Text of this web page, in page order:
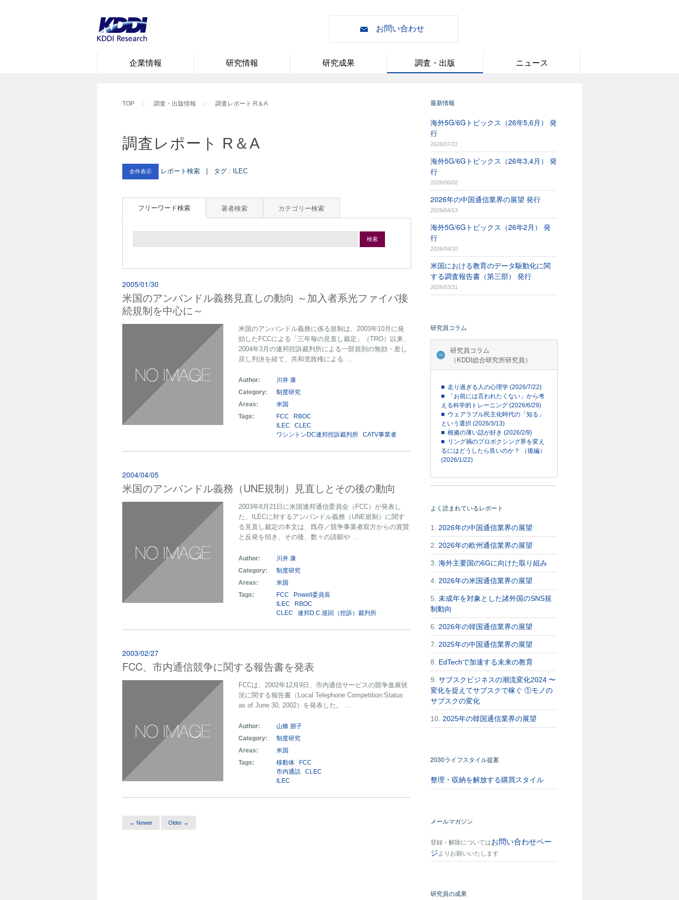
お問い合わせ
企業情報 研究情報 研究成果 調査・出版 ニュース
TOP 調査・出版情報 調査レポート R＆A
調査レポート R＆A
全件表示 レポート検索 | タグ : ILEC
フリーワード検索 著者検索 カテゴリー検索
検索
2005/01/30
米国のアンバンドル義務見直しの動向 ～加入者系光ファイバ接
続規制を中心に～
米国のアンバンドル義務に係る規制は、2003年10月に発
効したFCCによる「三年毎の見直し裁定」（TRO）以来、
2004年3月の連邦控訴裁判所による一部規則の無効・差し
戻し判決を経て、共和党政権による …
Author:
川井 康
Category:
制度研究
Areas:
米国
Tags:
FCC
RBOC
ILEC
CLEC
ワシントンDC連邦控訴裁判所
CATV事業者
2004/04/05
米国のアンバンドル義務（UNE規制）見直しとその後の動向
2003年8月21日に米国連邦通信委員会（FCC）が発表し
た、ILECに対するアンバンドル義務（UNE規制）に関す
る見直し裁定の本文は、既存／競争事業者双方からの賞賛
と反発を招き、その後、数々の請願や …
Author:
川井 康
Category:
制度研究
Areas:
米国
Tags:
FCC
Powell委員長
ILEC
RBOC
CLEC
連邦D.C.巡回（控訴）裁判所
2003/02/27
FCC、市内通信競争に関する報告書を発表
FCCは、2002年12月9日、市内通信サービスの競争進展状
況に関する報告書（Local Telephone Competition:Status
as of June 30, 2002）を発表した。 …
Author:
山條 朋子
Category:
制度研究
Areas:
米国
Tags:
移動体
FCC
市内通話
CLEC
ILEC
← Newer Older →
最新情報
海外5G/6Gトピックス（26年5,6月） 発
行
2026/07/22
海外5G/6Gトピックス（26年3,4月） 発
行
2026/06/02
2026年の中国通信業界の展望 発行
2026/04/13
海外5G/6Gトピックス（26年2月） 発
行
2026/04/10
米国における教育のデータ駆動化に関
する調査報告書（第三部） 発行
2026/03/31
研究員コラム
研究員コラム
（KDDI総合研究所研究員）
■ 走り過ぎる人の心理学 (2026/7/22)
■ 「お前には言われたくない」から考
える科学的トレーニング (2026/6/29)
■ ウェアラブル民主化時代の「知る」
という選択 (2026/3/13)
■ 根拠の薄い話が好き (2026/2/9)
■ リング禍のプロボクシング界を変え
るにはどうしたら良いのか？ （後編）
(2026/1/22)
よく読まれているレポート
1. 2026年の中国通信業界の展望
2. 2026年の欧州通信業界の展望
3. 海外主要国の6Gに向けた取り組み
4. 2026年の米国通信業界の展望
5. 未成年を対象とした諸外国のSNS規
制動向
6. 2026年の韓国通信業界の展望
7. 2025年の中国通信業界の展望
8. EdTechで加速する未来の教育
9. サブスクビジネスの潮流変化2024 〜
変化を捉えてサブスクで稼ぐ ①モノの
サブスクの変化
10. 2025年の韓国通信業界の展望
2030ライフスタイル提案
整理・収納を解放する購買スタイル
メールマガジン
登録・解除についてはお問い合わせペー
ジよりお願いいたします
研究員の成果